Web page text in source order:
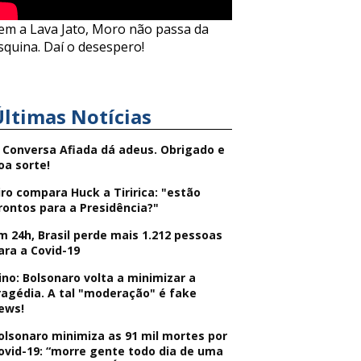
a Lava Jato, Moro não passa da
Daí o desespero!
Notícias
Conversa Afiada dá adeus. Obrigado e
sorte!
compara Huck a Tiririca: "estão
para a Presidência?"
24h, Brasil perde mais 1.212 pessoas
a Covid-19
Bolsonaro volta a minimizar a
A tal "moderação" é fake
minimiza as 91 mil mortes por
19: “morre gente todo dia de uma